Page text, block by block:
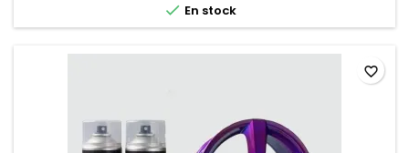
 En stock
favorite_border